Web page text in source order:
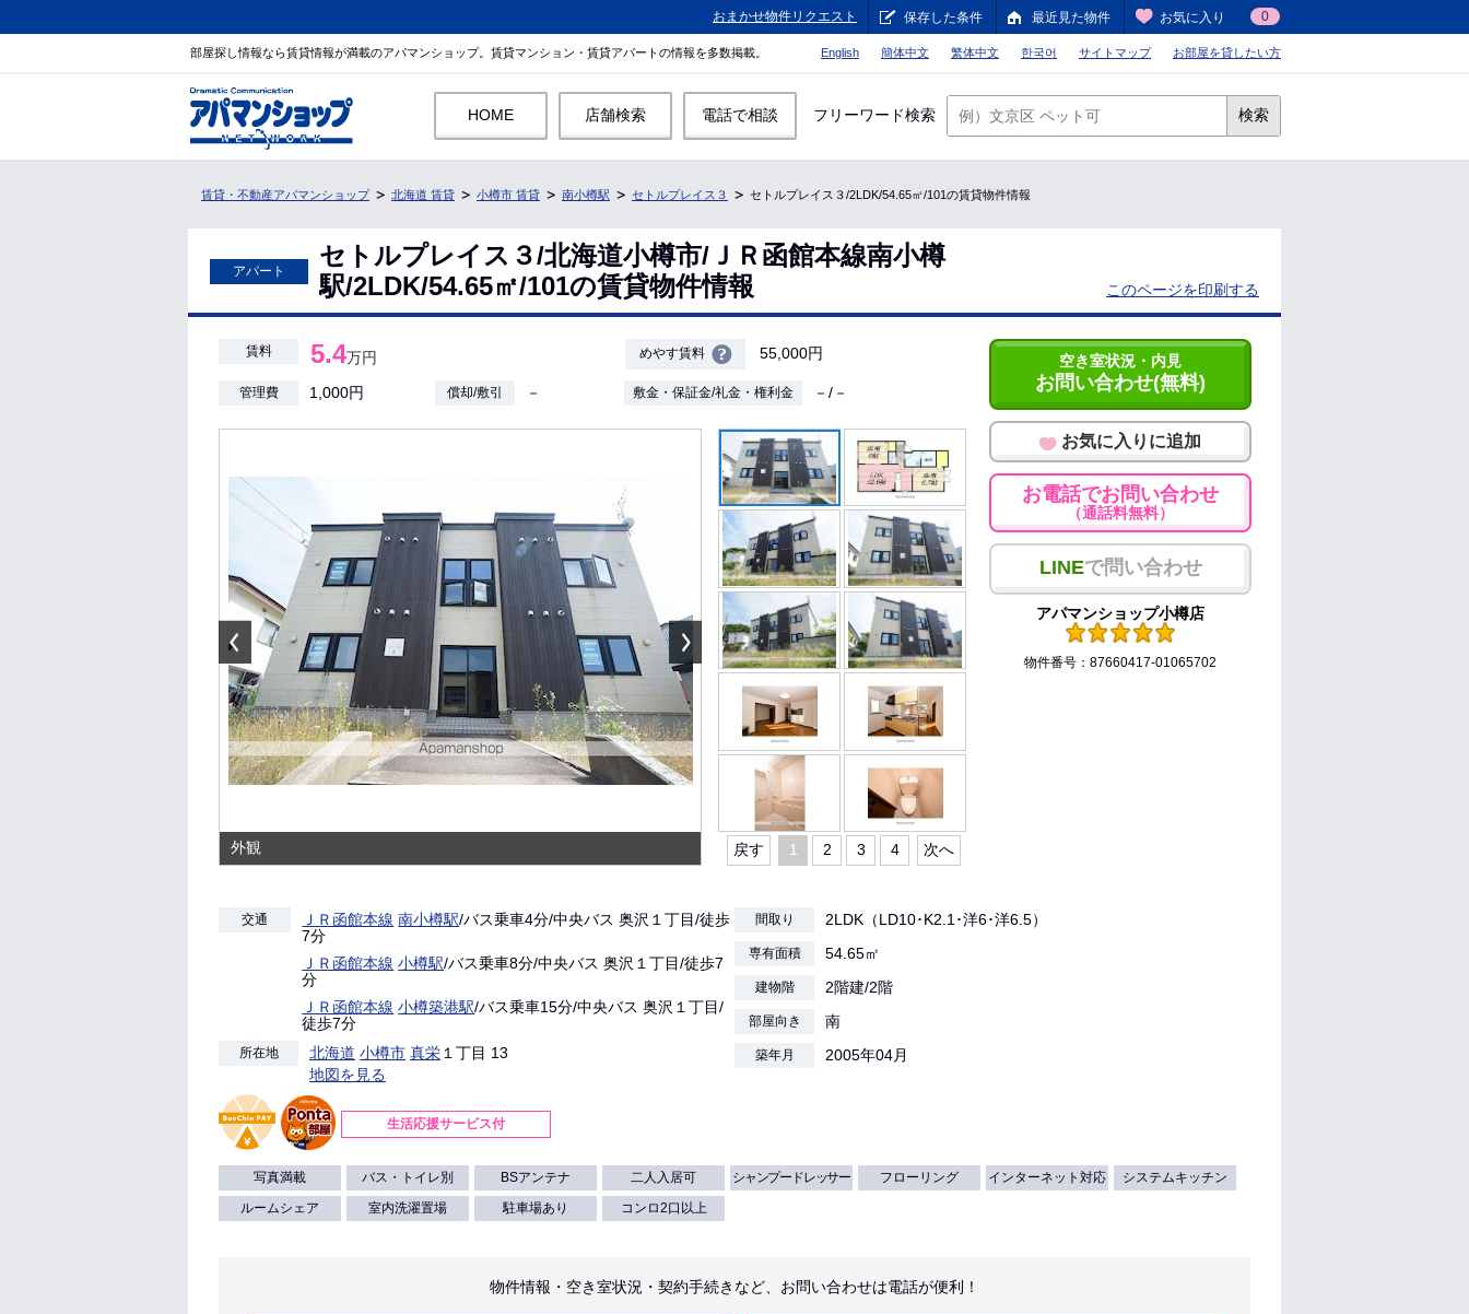
おまかせ物件リクエスト 保存した条件 最近見た物件 お気に入り 0
部屋探し情報なら賃貸情報が満載のアパマンショップ。賃貸マンション・賃貸アパートの情報を多数掲載。 English 簡体中文 繁体中文 한국어 サイトマップ お部屋を貸したい方
HOME 店舗検索 電話で相談 フリーワード検索 検索
賃貸・不動産アパマンショップ 北海道 賃貸 小樽市 賃貸 南小樽駅 セトルプレイス３ セトルプレイス３/2LDK/54.65㎡/101の賃貸物件情報
アパート
セトルプレイス３/北海道小樽市/ＪＲ函館本線南小樽
駅/2LDK/54.65㎡/101の賃貸物件情報
このページを印刷する
賃料 5.4万円 めやす賃料 55,000円
管理費 1,000円 償却/敷引 － 敷金・保証金/礼金・権利金 －/－
外観 戻す 1 2 3 4 次へ
空き室状況・内見
お問い合わせ(無料)
お気に入りに追加
お電話でお問い合わせ
（通話料無料）
LINEで問い合わせ
アパマンショップ小樽店
物件番号：87660417-01065702
交通 ＪＲ函館本線 南小樽駅/バス乗車4分/中央バス 奥沢１丁目/徒歩
7分
ＪＲ函館本線 小樽駅/バス乗車8分/中央バス 奥沢１丁目/徒歩7
分
ＪＲ函館本線 小樽築港駅/バス乗車15分/中央バス 奥沢１丁目/
徒歩7分
所在地 北海道 小樽市 真栄１丁目 13
地図を見る
間取り 2LDK（LD10･K2.1･洋6･洋6.5）
専有面積 54.65㎡
建物階 2階建/2階
部屋向き 南
築年月 2005年04月
生活応援サービス付
写真満載 バス・トイレ別 BSアンテナ 二人入居可 シャンプードレッサー フローリング インターネット対応
システムキッチン
ルームシェア
室内洗濯置場 駐車場あり コンロ2口以上
物件情報・空き室状況・契約手続きなど、お問い合わせは電話が便利！